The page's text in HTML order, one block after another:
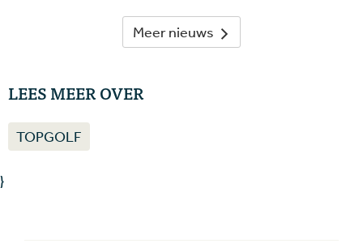
Meer nieuws
LEES MEER OVER
TOPGOLF
}